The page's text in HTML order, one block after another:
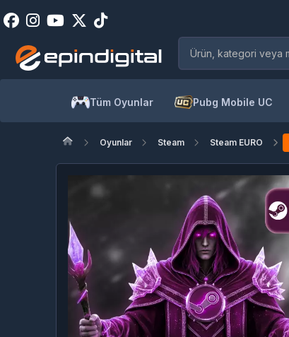
Tüm Oyunlar Pubg Mobile UC
Oyunlar Steam Steam EURO